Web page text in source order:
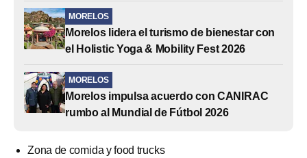
MORELOS
Morelos lidera el turismo de bienestar con
el Holistic Yoga & Mobility Fest 2026
MORELOS
Morelos impulsa acuerdo con CANIRAC
rumbo al Mundial de Fútbol 2026
Zona de comida y food trucks